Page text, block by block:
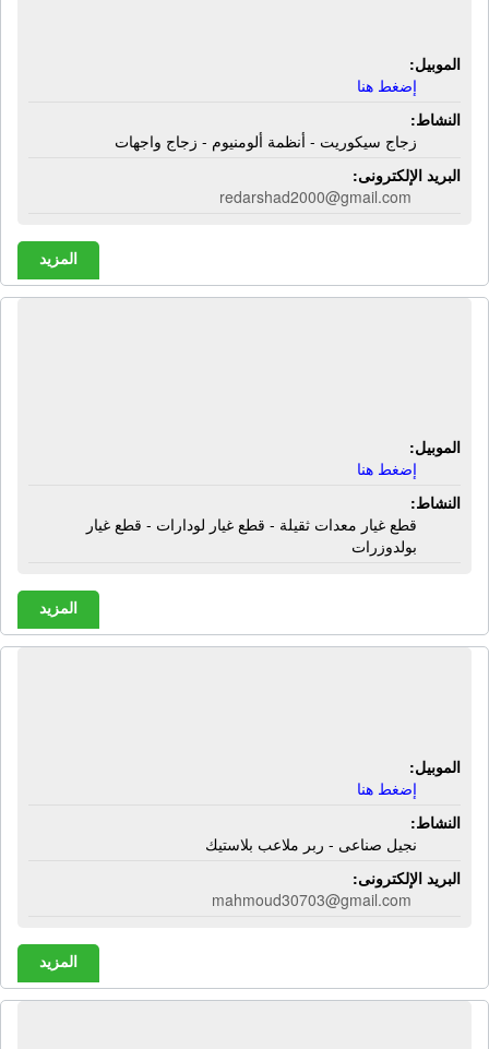
الموبيل:
إضغط هنا
النشاط:
زجاج سيكوريت - أنظمة ألومنيوم - زجاج واجهات
البريد الإلكترونى:
redarshad2000@gmail.com
المزيد
الموبيل:
إضغط هنا
النشاط:
قطع غيار معدات ثقيلة - قطع غيار لودارات - قطع غيار
بولدوزرات
المزيد
الموبيل:
إضغط هنا
النشاط:
نجيل صناعى - ربر ملاعب بلاستيك
البريد الإلكترونى:
mahmoud30703@gmail.com
المزيد